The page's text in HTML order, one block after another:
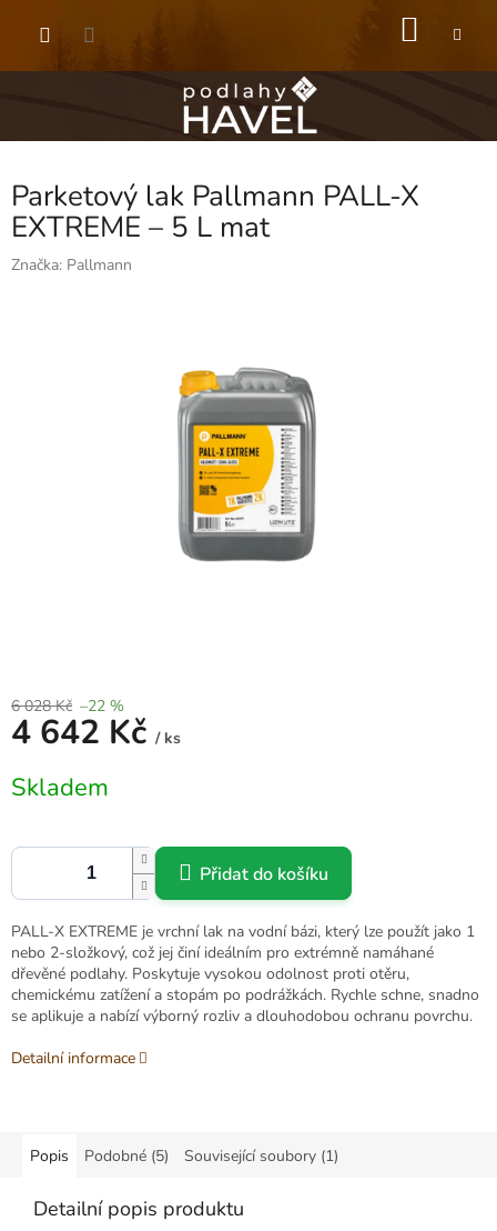
Parketový lak Pallmann PALL-X
EXTREME – 5 L mat
Značka: Pallmann
6 028 Kč –22 %
4 642 Kč / ks
cena:
Skladem
Přidat do košíku
PALL-X EXTREME je vrchní lak na vodní bázi, který lze použít jako 1
nebo 2-složkový, což jej činí ideálním pro extrémně namáhané
dřevěné podlahy. Poskytuje vysokou odolnost proti otěru,
chemickému zatížení a stopám po podrážkách. Rychle schne, snadno
se aplikuje a nabízí výborný rozliv a dlouhodobou ochranu povrchu.
Detailní informace
Popis Podobné (5) Související soubory (1)
Detailní popis produktu